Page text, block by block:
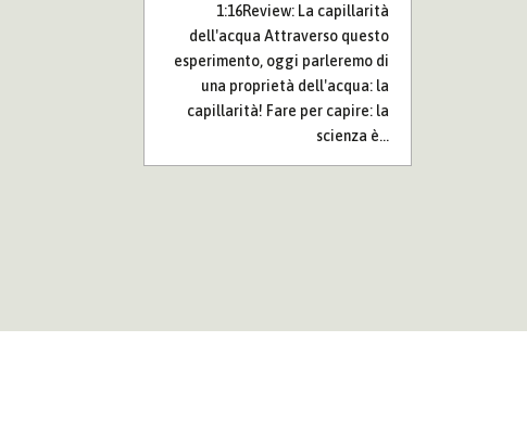
1:16Review: La capillarità
dell'acqua Attraverso questo
esperimento, oggi parleremo di
una proprietà dell'acqua: la
capillarità! Fare per capire: la
scienza è...